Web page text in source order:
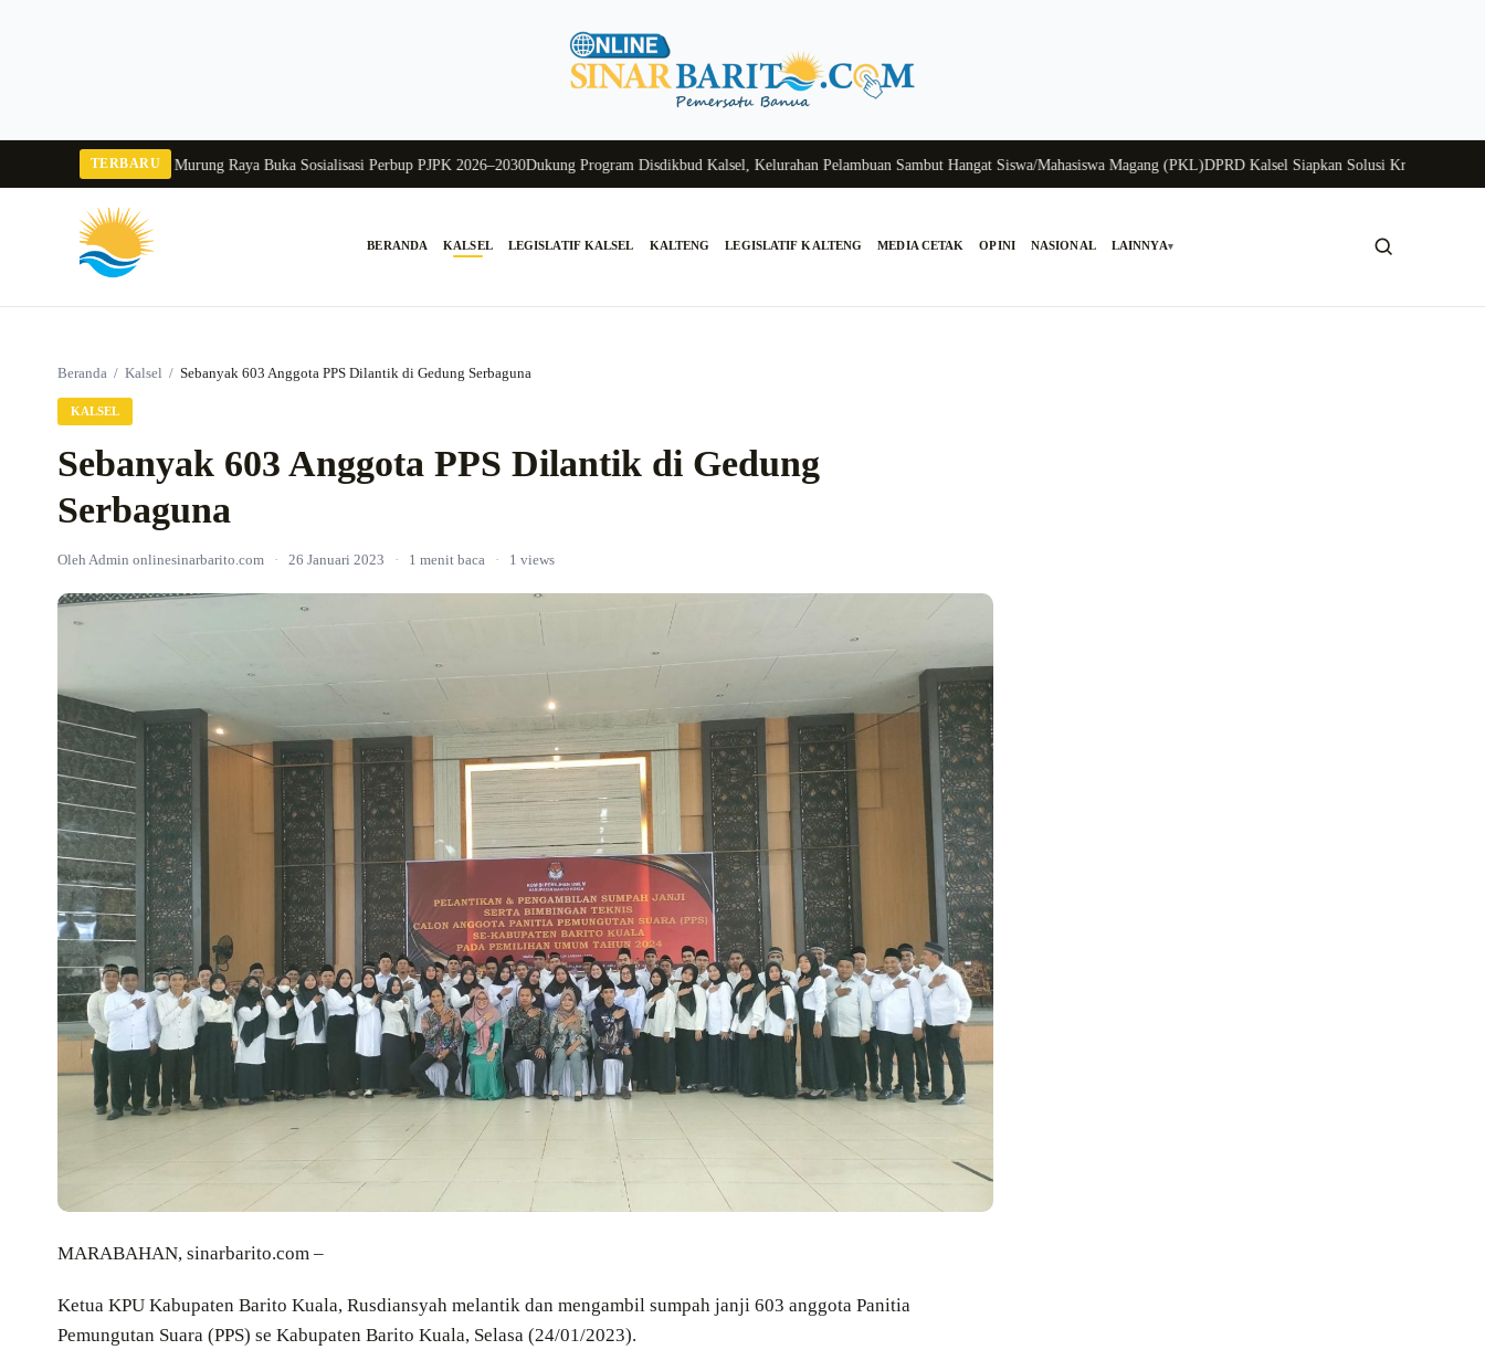
TERBARU
Pj Sekda Murung Raya Buka Sosialisasi Perbup PJPK 2026–2030Dukung Program Disdikbud Kalsel, Kelurahan Pelambuan Sambut Hangat Siswa/Mahasiswa Magang (PKL)DPRD Kalsel Siapkan Solusi Krisis Perunggasan
BERANDA KALSEL LEGISLATIF KALSEL KALTENG LEGISLATIF KALTENG MEDIA CETAK OPINI NASIONAL LAINNYA▾
Beranda / Kalsel / Sebanyak 603 Anggota PPS Dilantik di Gedung Serbaguna
KALSEL
Sebanyak 603 Anggota PPS Dilantik di Gedung
Serbaguna
Oleh Admin onlinesinarbarito.com · 26 Januari 2023 · 1 menit baca · 1 views
MARABAHAN, sinarbarito.com –
Ketua KPU Kabupaten Barito Kuala, Rusdiansyah melantik dan mengambil sumpah janji 603 anggota Panitia
Pemungutan Suara (PPS) se Kabupaten Barito Kuala, Selasa (24/01/2023).